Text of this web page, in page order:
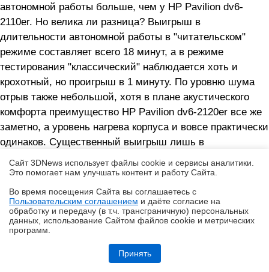
Обзор ультрабука ASUS Zenbook A16 (UX3607OA) с Copilot+ PC: ИИ
автономной работы больше, чем у HP Pavilion dv6-
2110er. Но велика ли разница? Выигрыш в
длительности автономной работы в "читательском"
режиме составляет всего 18 минут, а в режиме
тестирования "классический" наблюдается хоть и
крохотный, но проигрыш в 1 минуту. По уровню шума
отрыв также небольшой, хотя в плане акустического
комфорта преимущество HP Pavilion dv6-2120er все же
заметно, а уровень нагрева корпуса и вовсе практически
одинаков. Существенный выигрыш лишь в
производительности, но тут не стоит забывать про
главный козырь ноутбуков на базе платформ AMD -
цену, ведь разница между тестируемыми
модификациями составляет $260,что уже весьма
существенно и дает повод задуматься над тем, ноутбук
на базе какой платформы стоит приобрести.
Рекомендованные цены на HP Pavilion dv6-2120er и HP
Pavilion dv6-2110er равны $1089 и $829, соответственно.
Сайт 3DNews использует файлы cookie и сервисы аналитики.
Это помогает нам улучшать контент и работу Cайта.
Во время посещения Cайта вы соглашаетесь с
Пользовательским соглашением и даёте согласие на
обработку и передачу (в т.ч. трансграничную) персональных
данных, использование Cайтом файлов cookie и метрических
программ.
Принять